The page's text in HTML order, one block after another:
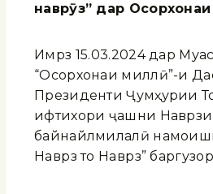
наврӯз” дар Осорхонаи
Имрӯз 15.03.2024 дар
“Осорхонаи миллӣ”-и
Президенти Ҷумҳурии
ифтихори ҷашни Наврӯзи
байнайлмилалӣ
Наврӯз то Наврӯз”